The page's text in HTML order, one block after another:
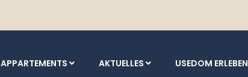
APPARTEMENTS AKTUELLES USEDOM ERLEBEN